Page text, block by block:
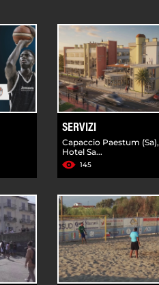
SERVIZI
Capaccio Paestum (Sa),
Hotel Sa...
145